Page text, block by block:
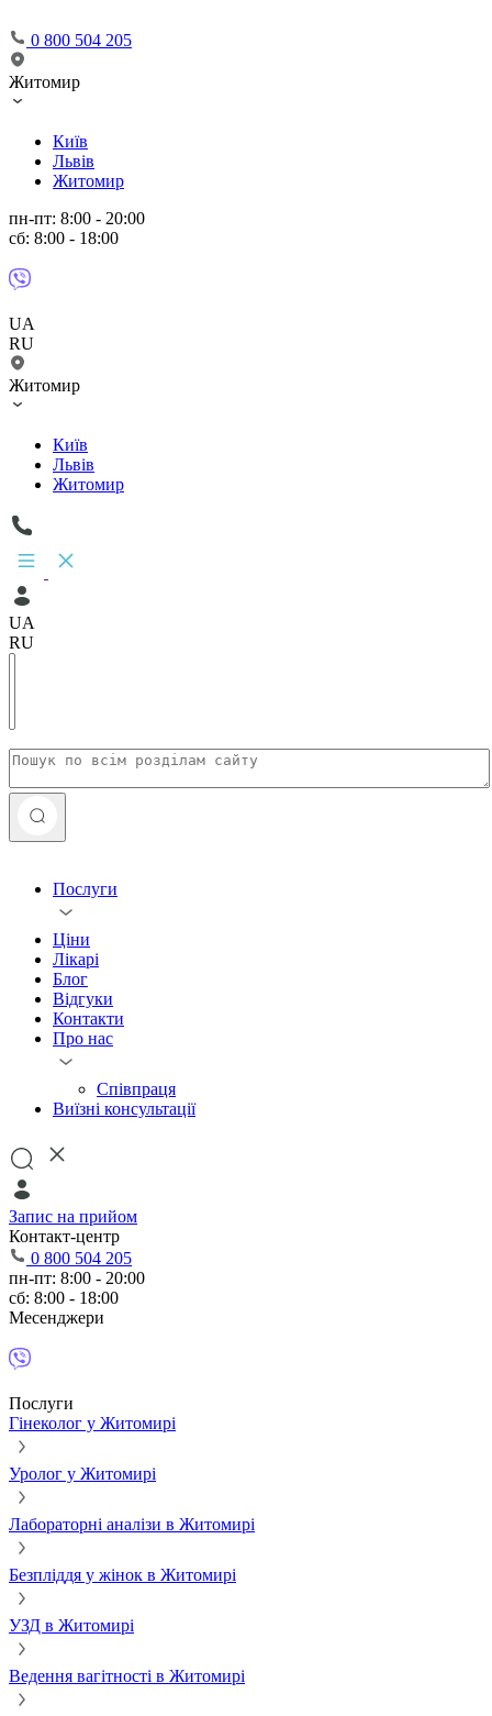
0 800 504 205
Житомир
Київ
Львів
Житомир
пн-пт: 8:00 - 20:00
сб: 8:00 - 18:00
UA
RU
Житомир
Київ
Львів
Житомир
UA
RU
Послуги
Ціни
Лікарі
Блог
Відгуки
Контакти
Про нас
Співпраця
Виїзні консультації
Запис на прийом
Контакт-центр
0 800 504 205
пн-пт: 8:00 - 20:00
сб: 8:00 - 18:00
Месенджери
Послуги
Гінеколог у Житомирі
Уролог у Житомирі
Лабораторні аналізи в Житомирі
Безпліддя у жінок в Житомирі
УЗД в Житомирі
Ведення вагітності в Житомирі